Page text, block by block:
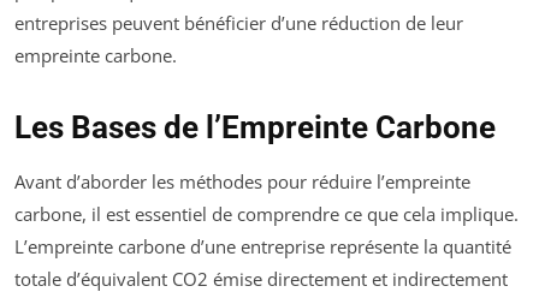
entreprises peuvent bénéficier d’une réduction de leur
empreinte carbone.
Les Bases de l’Empreinte Carbone
Avant d’aborder les méthodes pour réduire l’empreinte
carbone, il est essentiel de comprendre ce que cela implique.
L’empreinte carbone d’une entreprise représente la quantité
totale d’équivalent CO2 émise directement et indirectement